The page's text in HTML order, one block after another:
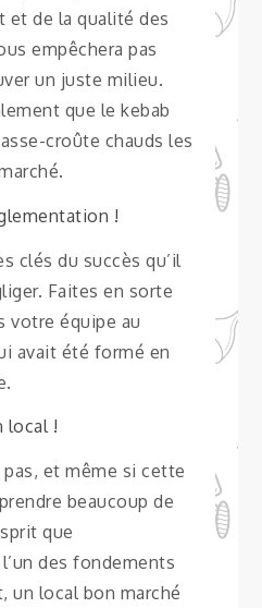
et de la qualité des
empêchera pas
un juste milieu.
que le kebab
croûte chauds les
!
clés du succès qu’il
Faites en sorte
votre équipe au
avait été formé en
local !
et même si cette
beaucoup de
que
des fondements
un local bon marché